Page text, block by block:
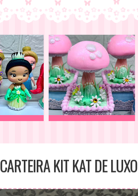
CARTEIRA KIT KAT DE LUXO